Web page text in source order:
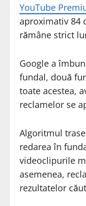
YouTube
aproximativ 84
rămâne strict
Google a
fundal, două
toate acestea,
reclamelor se
Algoritmul
redarea în
videoclipurile
asemenea,
rezultatelor